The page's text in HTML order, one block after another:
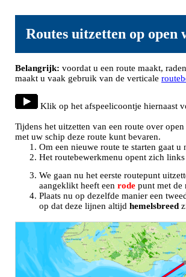
Routes uitzetten op open
Belangrijk: voordat u een route maakt,
maakt u vaak gebruik van de verticale
Klik op het afspeelicoontje hiernaast
Tijdens het uitzetten van een route over
met uw schip deze route kunt bevaren.
Om een nieuwe route te starten gaat u
Het routebewerkmenu opent zich
We gaan nu het eerste routepunt
aangeklikt heeft een rode punt met de
Plaats nu op dezelfde manier een
op dat deze lijnen altijd hemelsbreed